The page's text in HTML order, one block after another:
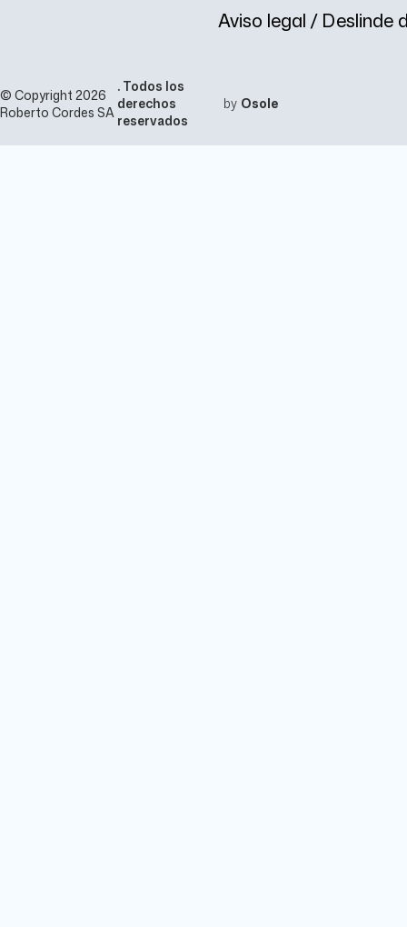
Aviso legal / Deslinde
© Copyright 2026
Roberto Cordes SA
. Todos los
derechos
reservados
by Osole